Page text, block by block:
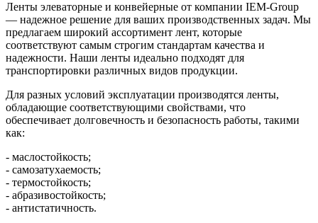
Ленты элеваторные и конвейерные от компании IEM-Group
— надежное решение для ваших производственных задач. Мы
предлагаем широкий ассортимент лент, которые
соответствуют самым строгим стандартам качества и
надежности. Наши ленты идеально подходят для
транспортировки различных видов продукции.
Для разных условий эксплуатации производятся ленты,
обладающие соответствующими свойствами, что
обеспечивает долговечность и безопасность работы, такими
как:
- маслостойкость;
- самозатухаемость;
- термостойкость;
- абразивостойкость;
- антистатичность.